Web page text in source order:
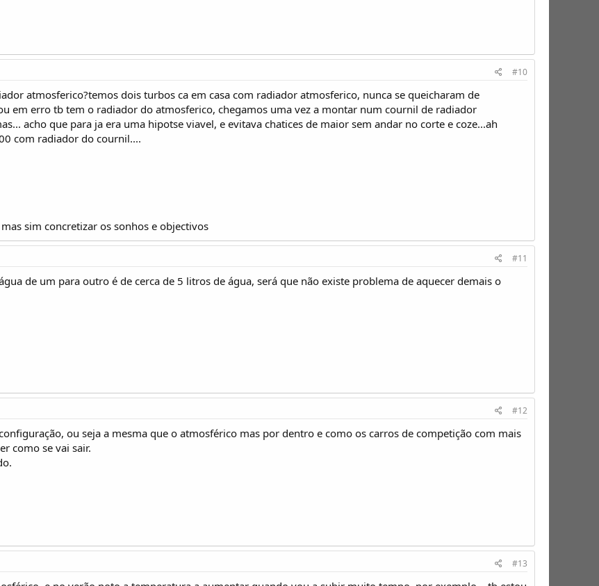
#10
atmosferico?temos dois turbos ca em casa com radiador atmosferico, nunca se queicharam de
em erro tb tem o radiador do atmosferico, chegamos uma vez a montar num cournil de radiador
acho que para ja era uma hipotse viavel, e evitava chatices de maior sem andar no corte e coze...ah
com radiador do cournil....
sim concretizar os sonhos e objectivos
#11
de um para outro é de cerca de 5 litros de água, será que não existe problema de aquecer demais o
#12
ou seja a mesma que o atmosférico mas por dentro e como os carros de competição com mais
como se vai sair.
#13